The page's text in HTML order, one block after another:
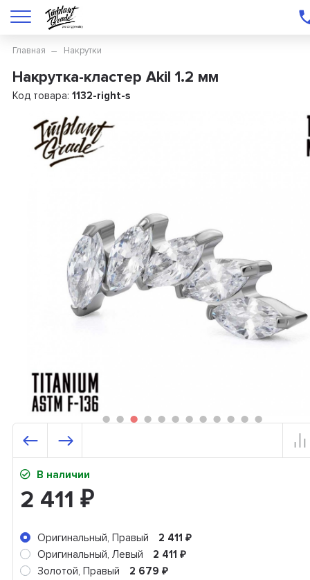
Главная Накрутки
Накрутка-кластер Akil 1.2 мм
Код товара:1132-right-s
В наличии
2 411₽
Оригинальный, Правый 2 411₽
Оригинальный, Левый 2 411₽
Золотой, Правый 2 679₽